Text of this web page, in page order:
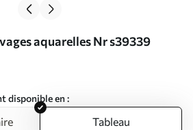
aquarelles Nr s39339
disponible en :
Tableau